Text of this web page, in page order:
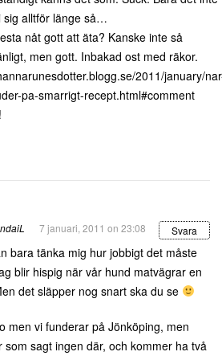
sig alltför länge så…
nåt gott att äta? Kanske inte så
men gott. Inbakad ost med räkor.
2011/january/
pa-smarrigt-recept.html#comment
7 januari, 2011 on 23:08 Svara
bara tänka mig hur jobbigt det måste
blir hispig när vår hund matvägrar en
det släpper nog snart ska du se
men vi funderar på Jönköping, men
som sagt ingen där, och kommer ha två